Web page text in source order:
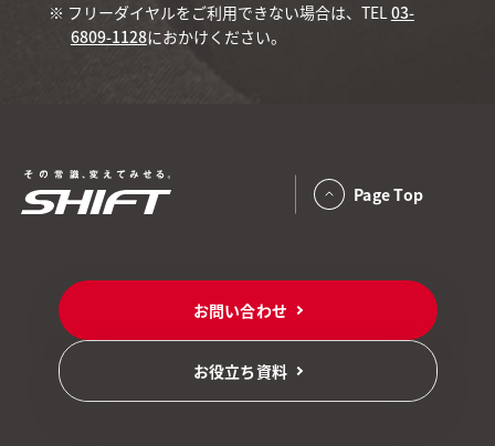
※ フリーダイヤルをご利用できない場合は、TEL03-
6809-1128におかけください。
お問い合わせ
お役立ち資料
Page Top